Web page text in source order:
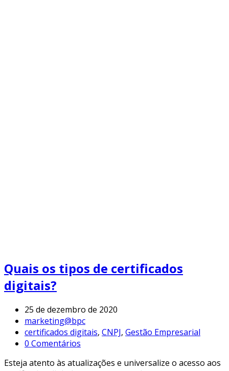
Quais os tipos de certificados
digitais?
25 de dezembro de 2020
marketing@bpc
certificados digitais, CNPJ, Gestão Empresarial
0 Comentários
Esteja atento às atualizações e universalize o acesso aos